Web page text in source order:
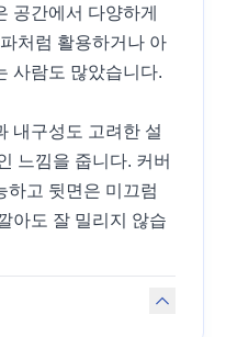
공간에서 다양하게
처럼 활용하거나 아
사람도 많았습니다.
내구성도 고려한 설
느낌을 줍니다. 커버
하고 뒷면은 미끄럼
아도 잘 밀리지 않습